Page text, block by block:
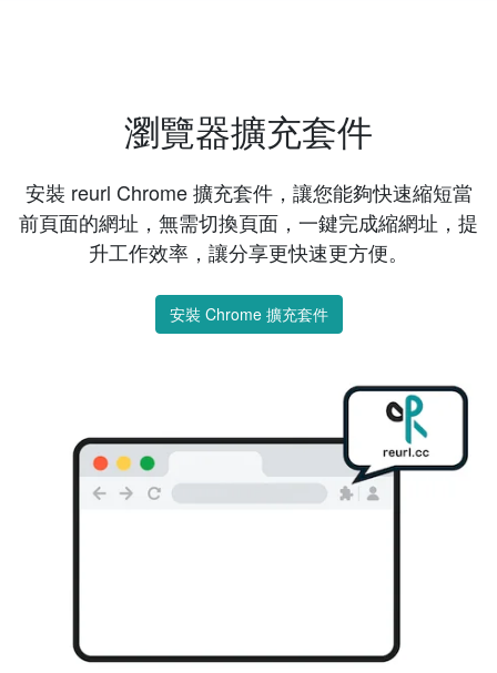
瀏覽器擴充套件
安裝 reurl Chrome 擴充套件，讓您能夠快速縮短當
前頁面的網址，無需切換頁面，一鍵完成縮網址，提
升工作效率，讓分享更快速更方便。
安裝 Chrome 擴充套件